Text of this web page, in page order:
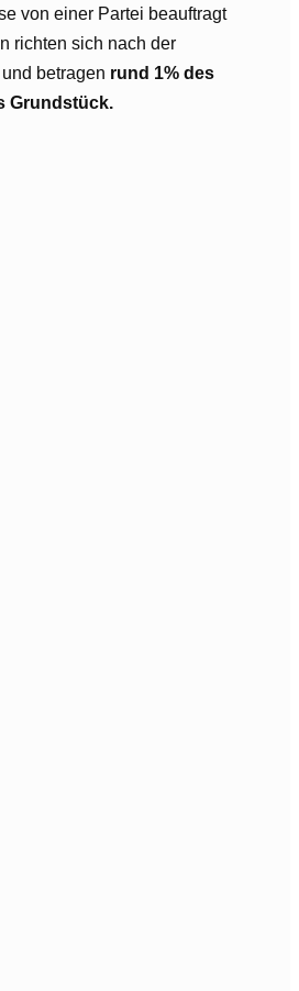
von einer Partei beauftragt
richten sich nach der
und betragen rund 1% des
Grundstück.